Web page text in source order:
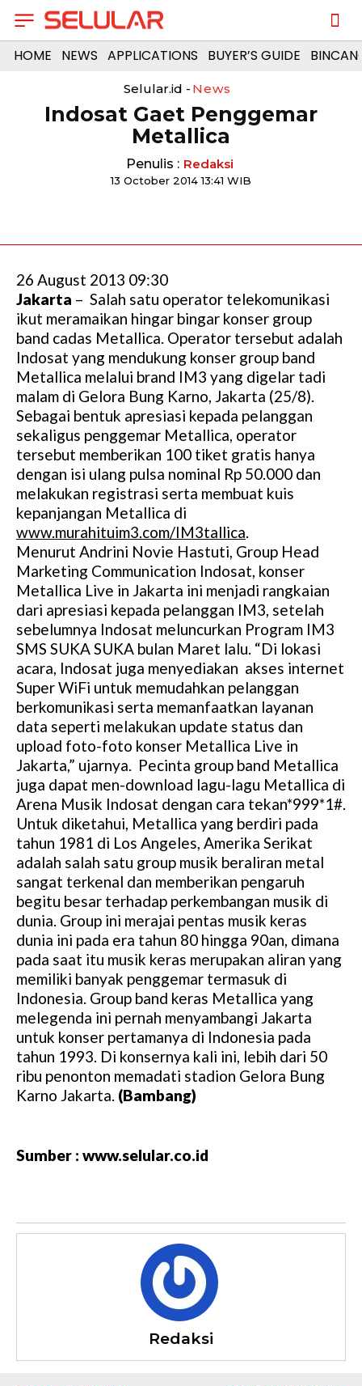
HOME NEWS APPLICATIONS BUYER’S GUIDE
Selular.id - News
Indosat Gaet Penggemar
Metallica
Penulis : Redaksi
13 October 2014 13:41 WIB
26 August 2013 09:30
Jakarta – Salah satu operator telekomunikasi
ikut meramaikan hingar bingar konser group
band cadas Metallica. Operator tersebut adalah
Indosat yang mendukung konser group band
Metallica melalui brand IM3 yang digelar tadi
malam di Gelora Bung Karno, Jakarta (25/8).
Sebagai bentuk apresiasi kepada pelanggan
sekaligus penggemar Metallica, operator
tersebut memberikan 100 tiket gratis hanya
dengan isi ulang pulsa nominal Rp 50.000 dan
melakukan registrasi serta membuat kuis
kepanjangan Metallica di
www.murahituim3.com/IM3tallica.
Menurut Andrini Novie Hastuti, Group Head
Marketing Communication Indosat, konser
Metallica Live in Jakarta ini menjadi rangkaian
dari apresiasi kepada pelanggan IM3, setelah
sebelumnya Indosat meluncurkan Program IM3
SMS SUKA SUKA bulan Maret lalu. “Di lokasi
acara, Indosat juga menyediakan akses internet
Super WiFi untuk memudahkan pelanggan
berkomunikasi serta memanfaatkan layanan
data seperti melakukan update status dan
upload foto-foto konser Metallica Live in
Jakarta,” ujarnya. Pecinta group band Metallica
juga dapat men-download lagu-lagu Metallica di
Arena Musik Indosat dengan cara tekan*999*1#.
Untuk diketahui, Metallica yang berdiri pada
tahun 1981 di Los Angeles, Amerika Serikat
adalah salah satu group musik beraliran metal
sangat terkenal dan memberikan pengaruh
begitu besar terhadap perkembangan musik di
dunia. Group ini merajai pentas musik keras
dunia ini pada era tahun 80 hingga 90an, dimana
pada saat itu musik keras merupakan aliran yang
memiliki banyak penggemar termasuk di
Indonesia. Group band keras Metallica yang
melegenda ini pernah menyambangi Jakarta
untuk konser pertamanya di Indonesia pada
tahun 1993. Di konsernya kali ini, lebih dari 50
ribu penonton memadati stadion Gelora Bung
Karno Jakarta. (Bambang)
Sumber : www.selular.co.id
Redaksi